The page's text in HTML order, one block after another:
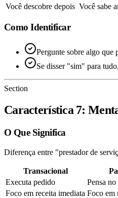
Você descobre depois Você sabe
Como Identificar
Pergunte sobre algo que
Se disser "sim" para
Section
Característica 7:
O Que Significa
Diferença entre "prestador de
Transacional
Executa pedido
Pensa
Foco em receita imediata Foco em